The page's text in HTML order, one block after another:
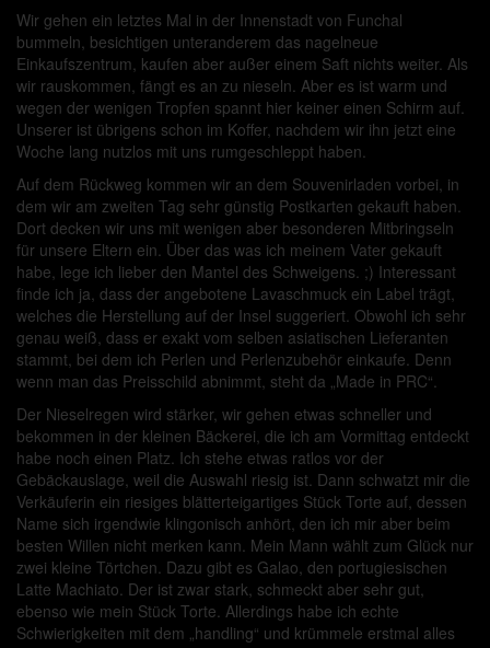
Wir gehen ein letztes Mal in der Innenstadt von Funchal
bummeln, besichtigen unteranderem das nagelneue
Einkaufszentrum, kaufen aber außer einem Saft nichts weiter. Als
wir rauskommen, fängt es an zu nieseln. Aber es ist warm und
wegen der wenigen Tropfen spannt hier keiner einen Schirm auf.
Unserer ist übrigens schon im Koffer, nachdem wir ihn jetzt eine
Woche lang nutzlos mit uns rumgeschleppt haben.
Auf dem Rückweg kommen wir an dem Souvenirladen vorbei, in
dem wir am zweiten Tag sehr günstig Postkarten gekauft haben.
Dort decken wir uns mit wenigen aber besonderen Mitbringseln
für unsere Eltern ein. Über das was ich meinem Vater gekauft
habe, lege ich lieber den Mantel des Schweigens. ;) Interessant
finde ich ja, dass der angebotene Lavaschmuck ein Label trägt,
welches die Herstellung auf der Insel suggeriert. Obwohl ich sehr
genau weiß, dass er exakt vom selben asiatischen Lieferanten
stammt, bei dem ich Perlen und Perlenzubehör einkaufe. Denn
wenn man das Preisschild abnimmt, steht da „Made in PRC“.
Der Nieselregen wird stärker, wir gehen etwas schneller und
bekommen in der kleinen Bäckerei, die ich am Vormittag entdeckt
habe noch einen Platz. Ich stehe etwas ratlos vor der
Gebäckauslage, weil die Auswahl riesig ist. Dann schwatzt mir die
Verkäuferin ein riesiges blätterteigartiges Stück Torte auf, dessen
Name sich irgendwie klingonisch anhört, den ich mir aber beim
besten Willen nicht merken kann. Mein Mann wählt zum Glück nur
zwei kleine Törtchen. Dazu gibt es Galao, den portugiesischen
Latte Machiato. Der ist zwar stark, schmeckt aber sehr gut,
ebenso wie mein Stück Torte. Allerdings habe ich echte
Schwierigkeiten mit dem „handling“ und krümmele erstmal alles